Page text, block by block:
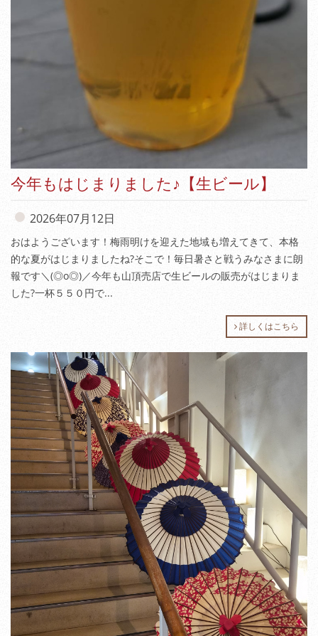
今年もはじまりました♪【生ビール】
2026年07月12日
おはようございます！梅雨明けを迎えた地域も増えてきて、本格
的な夏がはじまりましたね?そこで！毎日暑さと戦うみなさまに朗
報です＼(◎o◎)／今年も山頂売店で生ビールの販売がはじまりま
した?一杯５５０円で...
詳しくはこちら